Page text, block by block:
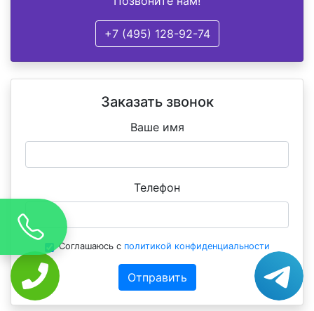
+7 (495) 128-92-74
Заказать звонок
Ваше имя
Телефон
Соглашаюсь с политикой конфиденциальности
Отправить